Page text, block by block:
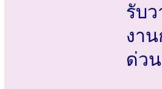
รับ
งา
ด่วน